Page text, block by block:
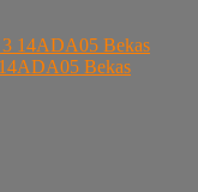
Bekas